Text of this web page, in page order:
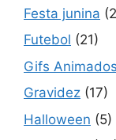
Festa junina
Futebol (21)
Gifs Animados
Gravidez (17)
Halloween (5)